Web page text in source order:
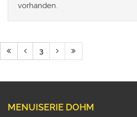
vorhanden.
3
MENUISERIE DOHM